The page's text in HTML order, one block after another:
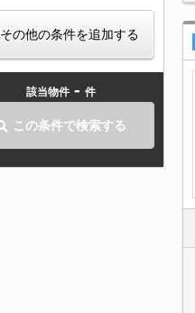
その他の条件を追加する
該当物件 - 件
この条件で検索する